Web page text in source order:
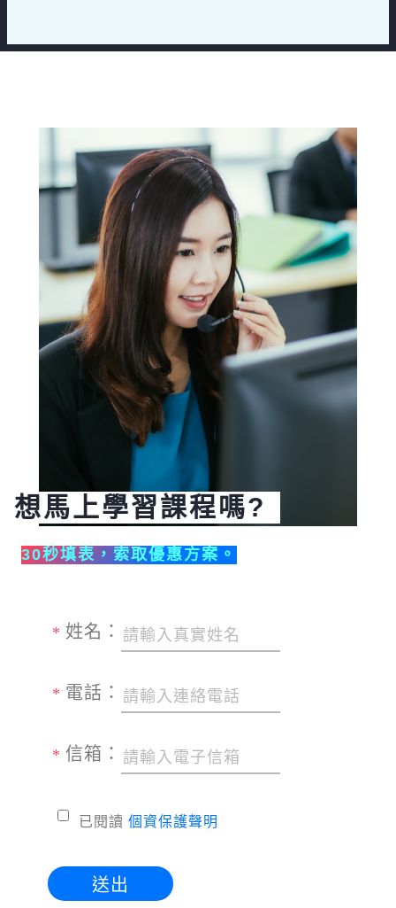
想馬上學習課程嗎?
30秒填表，索取優惠方案。
* 姓名：
* 電話：
* 信箱：
已閱讀 個資保護聲明
送出